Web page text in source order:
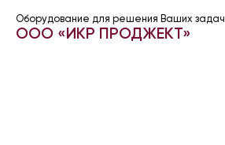
Оборудование для решения Ваших задач
ООО «ИКР ПРОДЖЕКТ»